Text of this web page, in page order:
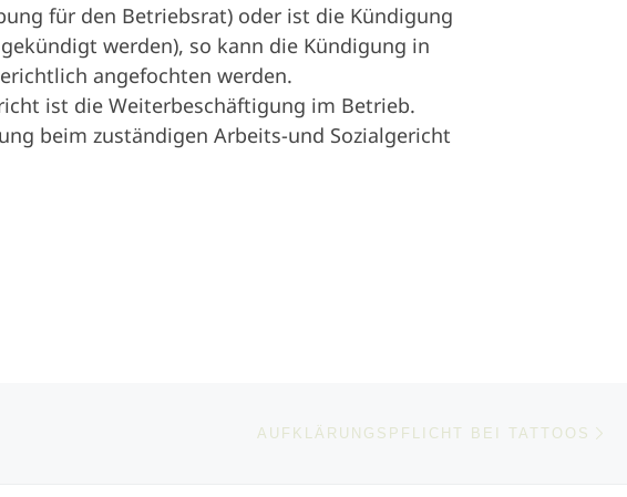
für den Betriebsrat) oder ist die Kündigung
werden), so kann die Kündigung in
angefochten werden.
ist die Weiterbeschäftigung im Betrieb.
beim zuständigen Arbeits-und Sozialgericht
AUF­KLÄRUNGS­PFLICHT BEI TATTOOS